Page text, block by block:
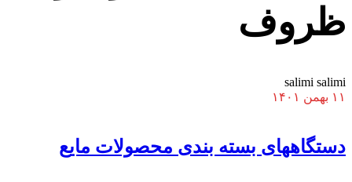
ظروف
salimi salimi
۱۱ بهمن ۱۴۰۱
دستگاههای بسته بندی محصولات مایع